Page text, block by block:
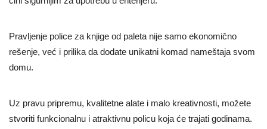
Pravljenje police za knjige od paleta nije samo ekonomično
rešenje, već i prilika da dodate unikatni komad nameštaja svom
domu.
Uz pravu pripremu, kvalitetne alate i malo kreativnosti, možete
stvoriti funkcionalnu i atraktivnu policu koja će trajati godinama.